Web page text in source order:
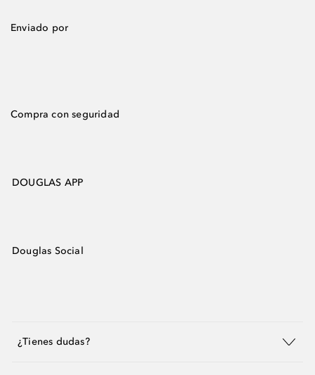
Enviado por
Compra con seguridad
DOUGLAS APP
Douglas Social
¿Tienes dudas?